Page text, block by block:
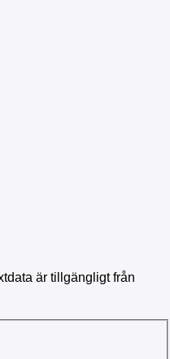
är tillgängligt från